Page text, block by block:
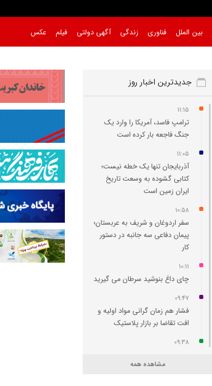
بین الملل فناوری زندگی آگهی دولتی فیلم عکس
جدیدترین اخبار روز
11:15
ترامپ فاسد، آمریکا را وارد یک
جنگ فاجعه بار کرده است
11:05
آذربایجان تنها یک خطه نیست؛
کتابی گشوده به وسعت تاریخ
ایران‌ زمین است
10:58
سفر اردوغان و شریف به عربستان؛
پیمان دفاعی سه جانبه در دستور
کار
10:11
چای داغ بنوشید سرطان می‌ گیرید
09:47
فشار هم‌ زمان گرانی مواد اولیه و
افت تقاضا بر بازار پلاستیک
09:38
مستقیم تبریز- طرابوزان
مشاهده همه